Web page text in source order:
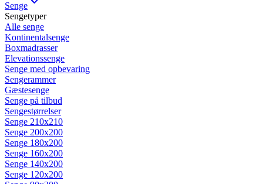
Senge
Sengetyper
Alle senge
Kontinentalsenge
Boxmadrasser
Elevationssenge
Senge med opbevaring
Sengerammer
Gæstesenge
Senge på tilbud
Sengestørrelser
Senge 210x210
Senge 200x200
Senge 180x200
Senge 160x200
Senge 140x200
Senge 120x200